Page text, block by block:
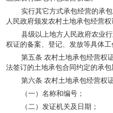
实行其它方式承包经营的承
人民政府颁发农村土地承包经营权
县级以上地方人民政府农业
权证的备案、登记、发放等具体工
第五条 农村土地承包经营权
法签订的土地承包合同约定的承包
第六条 农村土地承包经营权
（一）名称和编号；
（二）发证机关及日期；